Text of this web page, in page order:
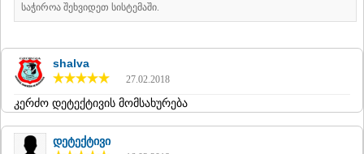
საჭიროა შეხვიდეთ სისტემაში.
shalva
27.02.2018
კერძო დეტექტივის მომსახურება
დეტექტივი